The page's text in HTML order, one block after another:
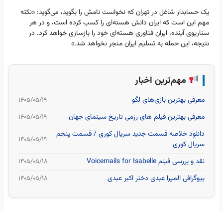
یک حسابدار شاغل در تهران که نخواست نامش را بگوید، می‌گوید: «نکته
مهم این است که ایران دانش هسته‌ای را کسب کرده است، و در هر
سناریوی آینده، ایران فناوری هسته‌ای خود را بازسازی خواهد کرد. در
نتیجه، این حمله به تسلیم ایران منجر نخواهد شد.»
مهم‌ترین اخبار
معرفی بهترین بازی‌های لگو ۱۴۰۵/۰۵/۱۹
معرفی بهترین فیلم های رزمی تاریخ سینمای جهان ۱۴۰۵/۰۵/۱۹
دانلود خلاصه قسمت جدید سریال کوری / قسمت پنجم
سریال کوری
۱۴۰۵/۰۵/۱۹
نقد و بررسی فیلم Voicemails for Isabelle ۱۴۰۵/۰۵/۱۸
بیوگرافی المیرا عبدی دختر اکبر عبدی ۱۴۰۵/۰۵/۱۸